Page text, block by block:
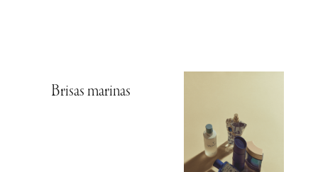
Brisas marinas